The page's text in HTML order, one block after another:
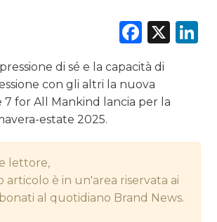
X
di sé e la capacità di
con gli altri la nuova
7 for All Mankind lancia per la
estate 2025.
lettore,
articolo è in un'area riservata ai
al quotidiano Brand News.